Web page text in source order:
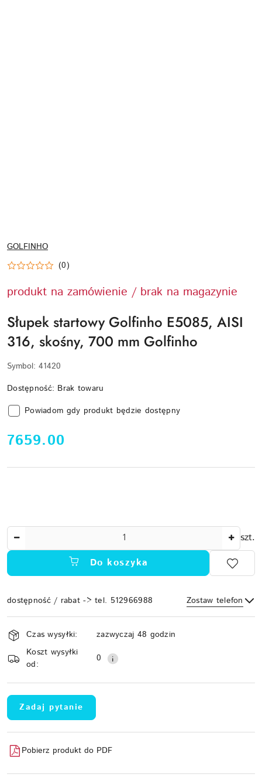
NAZWA
PRODUCENTA:
GOLFINHO
(0)
produkt na zamówienie / brak na magazynie
Słupek startowy Golfinho E5085, AISI
316, skośny, 700 mm Golfinho
Symbol: 41420
Dostępność: Brak towaru
Powiadom gdy produkt będzie dostępny
cena:
7659.00
szt.
Do koszyka
dostępność / rabat -> tel. 512966988 Zostaw telefon
Wyślij
Dostępność
i
dostawa
Czas wysyłki:
zazwyczaj 48 godzin
Koszt wysyłki
od:
0
Zadaj pytanie
Pobierz produkt do PDF